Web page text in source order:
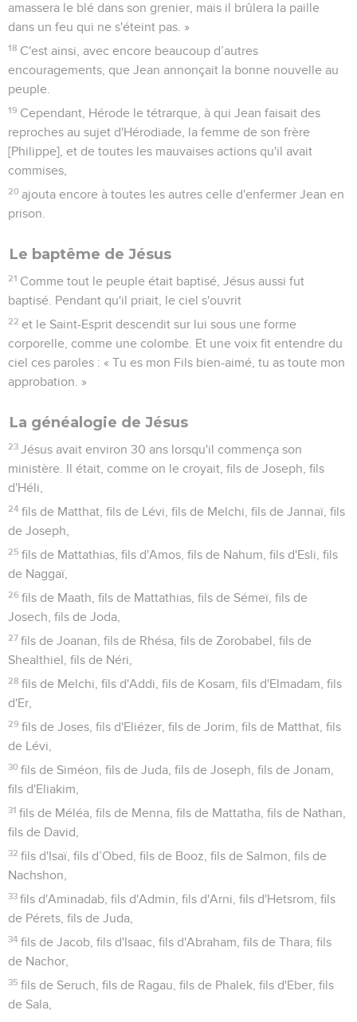
amassera le blé dans son grenier, mais il brûlera la paille
dans un feu qui ne s'éteint pas. »
18 C'est ainsi, avec encore beaucoup d’autres
encouragements, que Jean annonçait la bonne nouvelle au
peuple.
19 Cependant, Hérode le tétrarque, à qui Jean faisait des
reproches au sujet d'Hérodiade, la femme de son frère
[Philippe], et de toutes les mauvaises actions qu'il avait
commises,
20 ajouta encore à toutes les autres celle d'enfermer Jean en
prison.
Le baptême de Jésus
21 Comme tout le peuple était baptisé, Jésus aussi fut
baptisé. Pendant qu'il priait, le ciel s'ouvrit
22 et le Saint-Esprit descendit sur lui sous une forme
corporelle, comme une colombe. Et une voix fit entendre du
ciel ces paroles : « Tu es mon Fils bien-aimé, tu as toute mon
approbation. »
La généalogie de Jésus
23 Jésus avait environ 30 ans lorsqu'il commença son
ministère. Il était, comme on le croyait, fils de Joseph, fils
d'Héli,
24 fils de Matthat, fils de Lévi, fils de Melchi, fils de Jannaï, fils
de Joseph,
25 fils de Mattathias, fils d'Amos, fils de Nahum, fils d'Esli, fils
de Naggaï,
26 fils de Maath, fils de Mattathias, fils de Sémeï, fils de
Josech, fils de Joda,
27 fils de Joanan, fils de Rhésa, fils de Zorobabel, fils de
Shealthiel, fils de Néri,
28 fils de Melchi, fils d'Addi, fils de Kosam, fils d'Elmadam, fils
d'Er,
29 fils de Joses, fils d'Eliézer, fils de Jorim, fils de Matthat, fils
de Lévi,
30 fils de Siméon, fils de Juda, fils de Joseph, fils de Jonam,
fils d'Eliakim,
31 fils de Méléa, fils de Menna, fils de Mattatha, fils de Nathan,
fils de David,
32 fils d'Isaï, fils d’Obed, fils de Booz, fils de Salmon, fils de
Nachshon,
33 fils d'Aminadab, fils d'Admin, fils d'Arni, fils d'Hetsrom, fils
de Pérets, fils de Juda,
34 fils de Jacob, fils d'Isaac, fils d'Abraham, fils de Thara, fils
de Nachor,
35 fils de Seruch, fils de Ragau, fils de Phalek, fils d'Eber, fils
de Sala,